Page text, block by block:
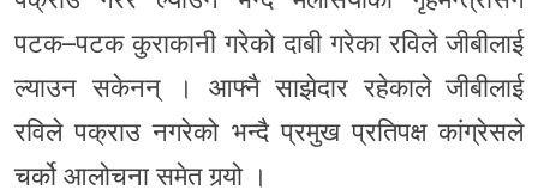
पटक–पटक कुराकानी गरेको दाबी गरेका रविले जीबीलाई
ल्याउन सकेनन् । आफ्नै साझेदार रहेकाले जीबीलाई
रविले पक्राउ नगरेको भन्दै प्रमुख प्रतिपक्ष कांग्रेसले
चर्को आलोचना समेत गर्‍यो ।